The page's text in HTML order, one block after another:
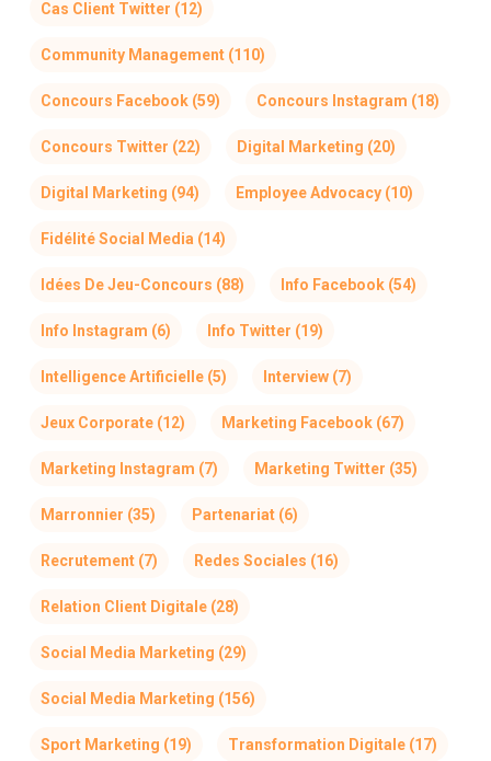
Cas Client Twitter (12)
Community Management(110)
Concours Facebook(59) Concours Instagram (18)
Concours Twitter (22) Digital Marketing (20)
Digital Marketing (94) Employee Advocacy(10)
Fidélité Social Media (14)
Idées De Jeu-Concours (88) Info Facebook(54)
Info Instagram (6) Info Twitter (19)
Intelligence Artificielle(5) Interview(7)
Jeux Corporate(12) Marketing Facebook(67)
Marketing Instagram (7) Marketing Twitter (35)
Marronnier (35) Partenariat(6)
Recrutement(7) Redes Sociales (16)
Relation Client Digitale(28)
Social Media Marketing (29)
Social Media Marketing (156)
Sport Marketing (19) Transformation Digitale(17)